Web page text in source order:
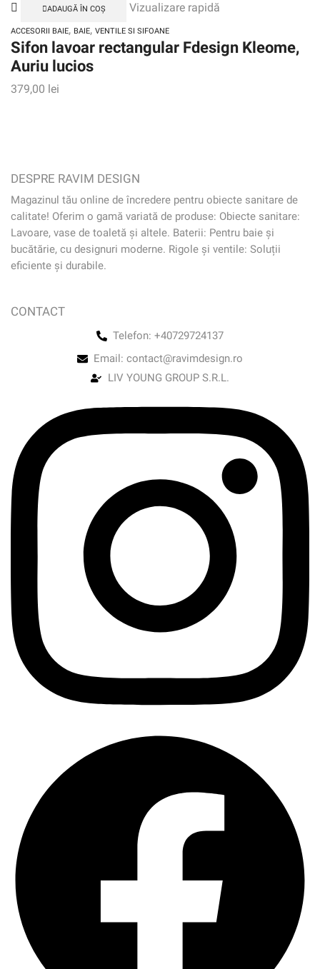
ADAUGĂ ÎN COȘ Vizualizare rapidă
ACCESORII BAIE, BAIE, VENTILE SI SIFOANE
Sifon lavoar rectangular Fdesign Kleome,
Auriu lucios
379,00 lei
DESPRE RAVIM DESIGN
Magazinul tău online de încredere pentru obiecte sanitare de
calitate! Oferim o gamă variată de produse: Obiecte sanitare:
Lavoare, vase de toaletă și altele. Baterii: Pentru baie și
bucătărie, cu designuri moderne. Rigole și ventile: Soluții
eficiente și durabile.
CONTACT
Telefon: +40729724137
Email: contact@ravimdesign.ro
LIV YOUNG GROUP S.R.L.